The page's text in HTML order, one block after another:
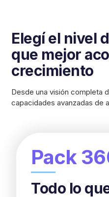
Elegí el nivel
que mejor
crecimiento
Desde una visión completa
capacidades avanzadas de
Pack
Todo lo